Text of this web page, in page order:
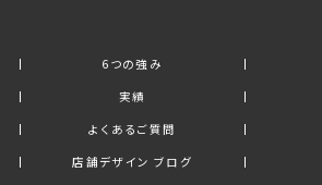
6つの強み
実績
よくあるご質問
店舗デザイン ブログ